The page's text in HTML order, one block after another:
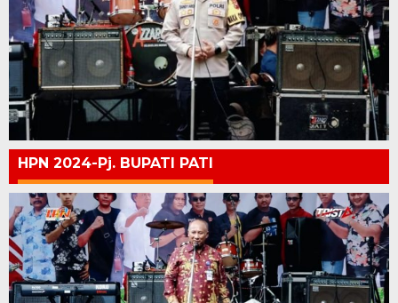
HPN 2024-Pj. BUPATI PATI